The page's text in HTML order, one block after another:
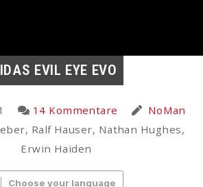
EVIL EYE EVO
14 Kommentare
NoMan
Ralf Hauser, Nathan Hughes,
Erwin Haiden
Choose your language